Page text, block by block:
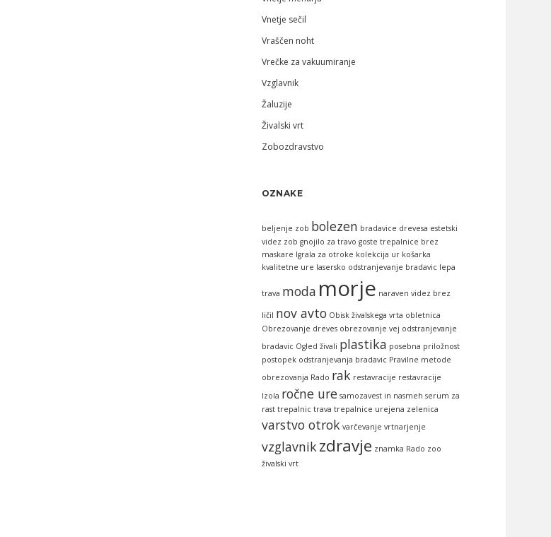
Vnetje sečil
Vraščen noht
Vrečke za vakuumiranje
Vzglavnik
Žaluzije
Živalski vrt
Zobozdravstvo
OZNAKE
beljenje zob bolezen bradavice drevesa estetski
videz zob gnojilo za travo goste trepalnice brez
maskare Igrala za otroke kolekcija ur košarka
kvalitetne ure lasersko odstranjevanje bradavic lepa
trava moda morje naraven videz brez
ličil nov avto Obisk živalskega vrta obletnica
Obrezovanje dreves obrezovanje vej odstranjevanje
bradavic Ogled živali plastika posebna priložnost
postopek odstranjevanja bradavic Pravilne metode
obrezovanja Rado rak restavracije restavracije
Izola ročne ure samozavest in nasmeh serum za
rast trepalnic trava trepalnice urejena zelenica
varstvo otrok varčevanje vrtnarjenje
vzglavnikzdravje znamka Rado zoo
živalski vrt